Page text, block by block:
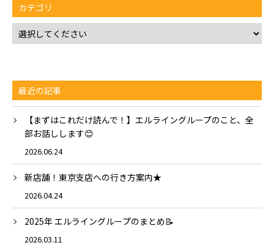
カテゴリ
最近の記事
【まずはこれだけ読んで！】エルライングループのこと、全
部お話しします😊
2026.06.24
新店舗！東京支店への行き方案内★
2026.04.24
2025年 エルライングループのまとめ📝
2026.03.11